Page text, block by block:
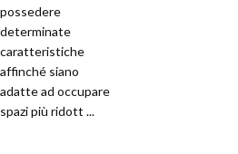
possedere
determinate
caratteristiche
affinché siano
adatte ad occupare
spazi più ridott ...